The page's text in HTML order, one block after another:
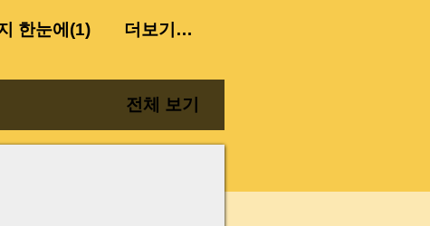
한눈에(1) 더보기…
전체 보기